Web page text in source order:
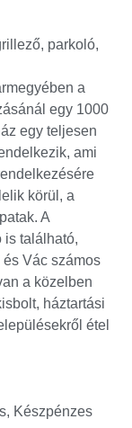
parkoló,
a
egy 1000
egy teljesen
ami
körül, a
A
is található,
Vác számos
a közelben
háztartási
étel
Készpénzes